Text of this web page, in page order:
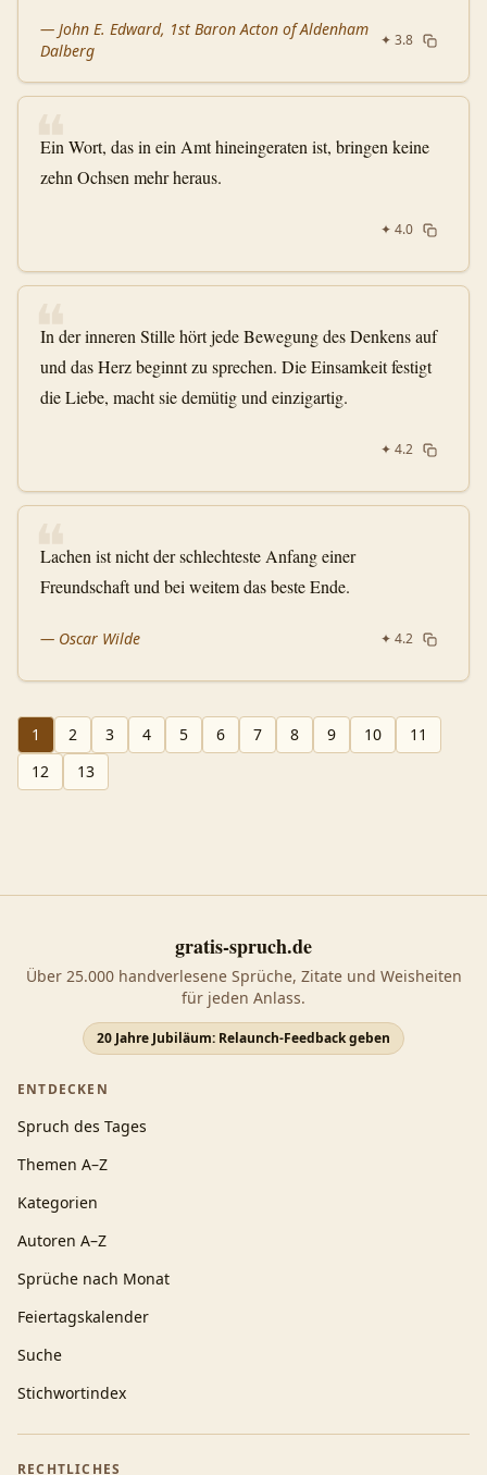
— John E. Edward, 1st Baron Acton of Aldenham
Dalberg
✦ 3.8
❝
Ein Wort, das in ein Amt hineingeraten ist, bringen keine
zehn Ochsen mehr heraus.
✦ 4.0
❝
In der inneren Stille hört jede Bewegung des Denkens auf
und das Herz beginnt zu sprechen. Die Einsamkeit festigt
die Liebe, macht sie demütig und einzigartig.
✦ 4.2
❝
Lachen ist nicht der schlechteste Anfang einer
Freundschaft und bei weitem das beste Ende.
— Oscar Wilde ✦ 4.2
1 2 3 4 5 6 7 8 9 10
11
12
13
gratis-spruch.de
Über 25.000 handverlesene Sprüche, Zitate und Weisheiten
für jeden Anlass.
20 Jahre Jubiläum: Relaunch-Feedback geben
ENTDECKEN
Spruch des Tages
Themen A–Z
Kategorien
Autoren A–Z
Sprüche nach Monat
Feiertagskalender
Suche
Stichwortindex
RECHTLICHES